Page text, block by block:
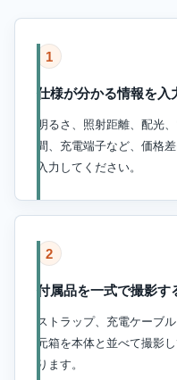
1
仕様が分かる情報を入
明るさ、照射距離、配光
間、充電端子など、価格
入力してください。
2
付属品を一式で撮影す
ストラップ、充電ケーブ
元箱を本体と並べて撮影
ります。